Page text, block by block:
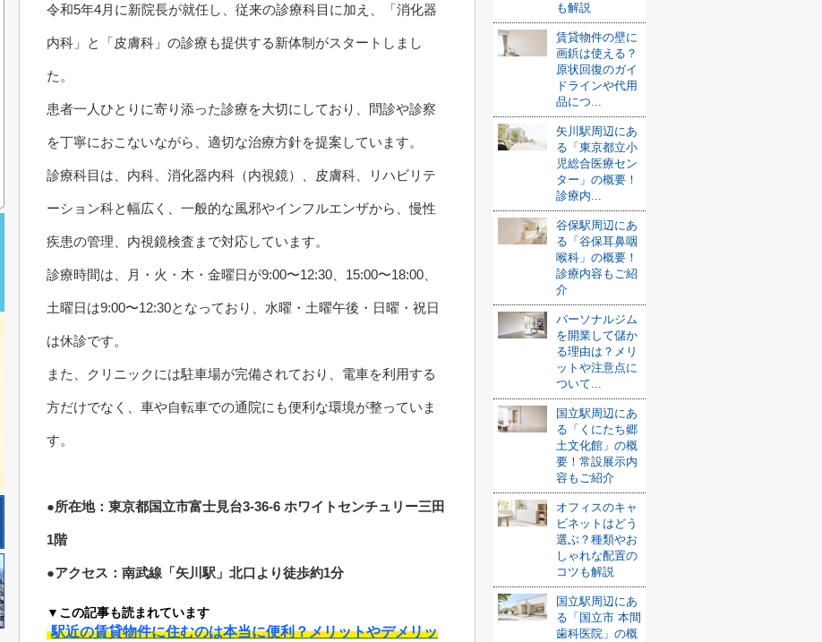
令和5年4月に新院長が就任し、従来の診療科目に加え、「消化器
内科」と「皮膚科」の診療も提供する新体制がスタートしまし
た。
患者一人ひとりに寄り添った診療を大切にしており、問診や診察
を丁寧におこないながら、適切な治療方針を提案しています。
診療科目は、内科、消化器内科（内視鏡）、皮膚科、リハビリテ
ーション科と幅広く、一般的な風邪やインフルエンザから、慢性
疾患の管理、内視鏡検査まで対応しています。
診療時間は、月・火・木・金曜日が9:00〜12:30、15:00〜18:00、
土曜日は9:00〜12:30となっており、水曜・土曜午後・日曜・祝日
は休診です。
また、クリニックには駐車場が完備されており、電車を利用する
方だけでなく、車や自転車での通院にも便利な環境が整っていま
す。
●所在地：東京都国立市富士見台3-36-6 ホワイトセンチュリー三田
1階
●アクセス：南武線「矢川駅」北口より徒歩約1分
▼この記事も読まれています
駅近の賃貸物件に住むのは本当に便利？メリットやデメリッ
も解説
賃貸物件の壁に
画鋲は使える？
原状回復のガイ
ドラインや代用
品につ...
矢川駅周辺にあ
る「東京都立小
児総合医療セン
ター」の概要！
診療内...
谷保駅周辺にあ
る「谷保耳鼻咽
喉科」の概要！
診療内容もご紹
介
パーソナルジム
を開業して儲か
る理由は？メリ
ットや注意点に
ついて...
国立駅周辺にあ
る「くにたち郷
土文化館」の概
要！常設展示内
容もご紹介
オフィスのキャ
ビネットはどう
選ぶ？種類やお
しゃれな配置の
コツも解説
国立駅周辺にあ
る「国立市 本間
歯科医院」の概